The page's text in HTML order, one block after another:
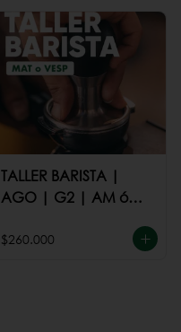
TALLER BARISTA |
AGO | G2 | AM ó
$260.000